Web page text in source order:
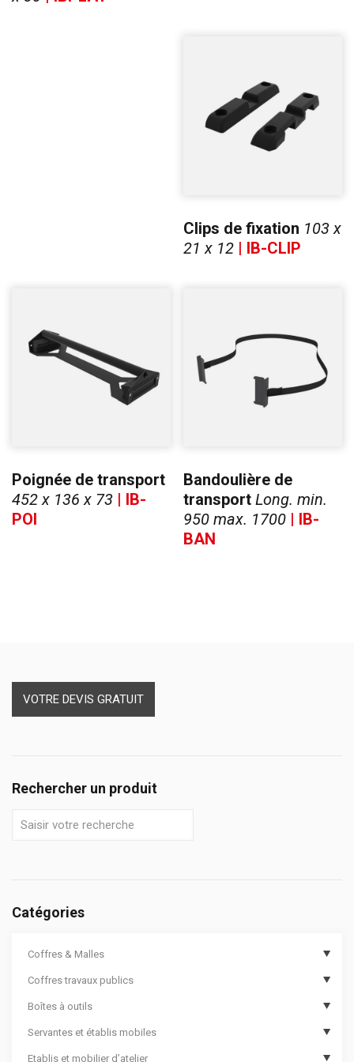
Clips de fixation 103 x
21 x 12 | IB-CLIP
Poignée de transport
452 x 136 x 73 | IB-
POI
Bandoulière de
transportLong. min.
950 max. 1700 | IB-
BAN
VOTRE DEVIS GRATUIT
Rechercher un produit
Catégories
Coffres & Malles
Coffres de chantier
Options de coffres de chantier
Malles cantines
Coffres aluminium
Coffres travaux publics
Coffres de travaux publics
Coffres de travaux publics sécurisés
Boîtes à outils
Boîtes à outils compartimentées
Boîtes à outils
Servantes et établis mobiles
Servantes d’atelier 12000
Etablis et mobilier d’atelier